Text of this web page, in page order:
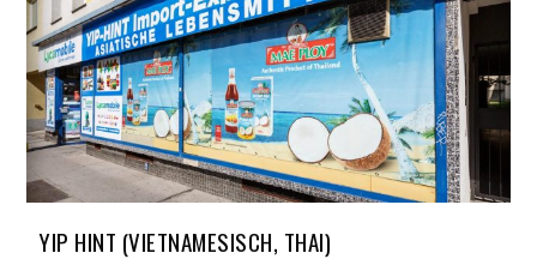
YIP HINT (VIETNAMESISCH, THAI)